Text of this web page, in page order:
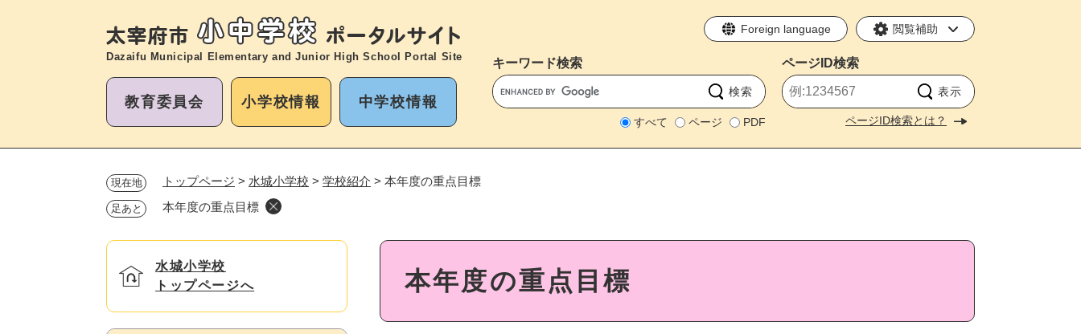
Dazaifu Municipal Elementary andJunior High School Portal Site
教育委員会 小学校情報 中学校情報
Foreign language 閲覧補助
キーワード検索
すべて ページ PDF
ページID検索
ページID検索とは？
現在地 トップページ > 水城小学校 > 学校紹介 > 本年度の重点目標
足あと 本年度の重点目標
本
本年度の重点目標
水城小学校
トップページへ